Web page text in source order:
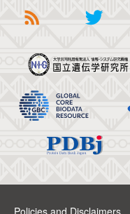
Policies and Disclaimers